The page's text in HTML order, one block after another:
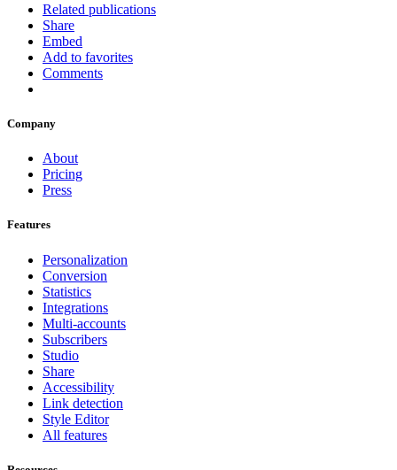
Related publications
Share
Embed
Add to favorites
Comments
Company
About
Pricing
Press
Features
Personalization
Conversion
Statistics
Integrations
Multi-accounts
Subscribers
Studio
Share
Accessibility
Link detection
Style Editor
All features